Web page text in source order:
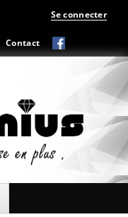
Contact
Se connecter
Aller